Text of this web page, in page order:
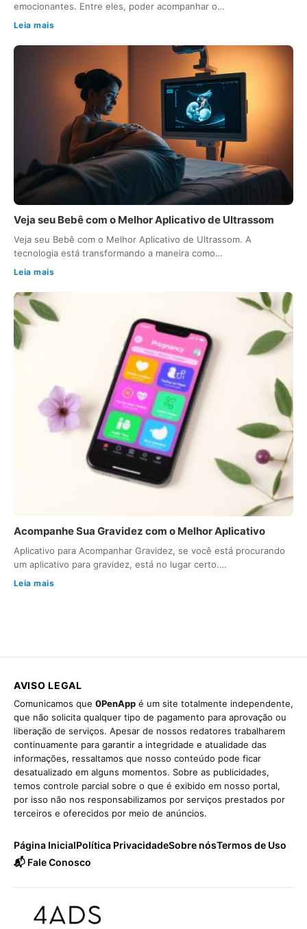
emocionantes. Entre eles, poder acompanhar o…
Leia mais
Veja seu Bebê com o Melhor Aplicativo de Ultrassom
Veja seu Bebê com o Melhor Aplicativo de Ultrassom. A
tecnologia está transformando a maneira como…
Leia mais
Acompanhe Sua Gravidez com o Melhor Aplicativo
Aplicativo para Acompanhar Gravidez, se você está procurando
um aplicativo para gravidez, está no lugar certo.…
Leia mais
AVISO LEGAL
Comunicamos que 0PenApp é um site totalmente independente,
que não solicita qualquer tipo de pagamento para aprovação ou
liberação de serviços. Apesar de nossos redatores trabalharem
continuamente para garantir a integridade e atualidade das
informações, ressaltamos que nosso conteúdo pode ficar
desatualizado em alguns momentos. Sobre as publicidades,
temos controle parcial sobre o que é exibido em nosso portal,
por isso não nos responsabilizamos por serviços prestados por
terceiros e oferecidos por meio de anúncios.
Página InicialPolítica PrivacidadeSobre nósTermos de Uso
📬 Fale Conosco